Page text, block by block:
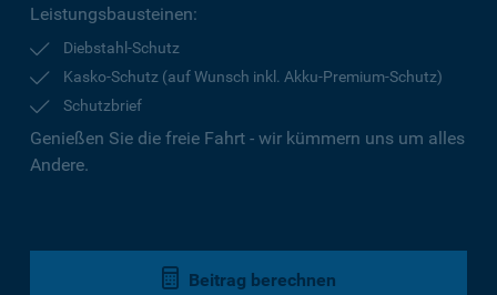
Leistungsbausteinen:
Diebstahl-Schutz
Kasko-Schutz (auf Wunsch inkl. Akku-Premium-Schutz)
Schutzbrief
Genießen Sie die freie Fahrt - wir kümmern uns um alles
Andere.
Beitrag berechnen